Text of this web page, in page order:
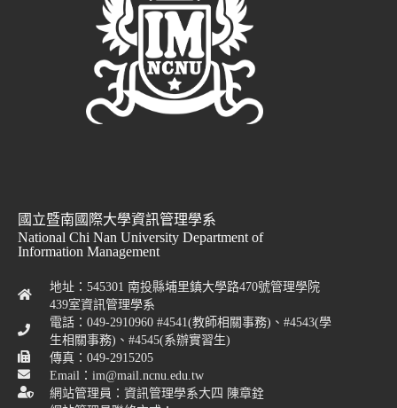
國立暨南國際大學資訊管理學系
National Chi Nan University Department of
Information Management
地址：545301 南投縣埔里鎮大學路470號管理學院
439室資訊管理學系
電話：049-2910960 #4541(教師相關事務)、#4543(學
生相關事務)、#4545(系辦實習生)
傳真：049-2915205
Email：im@mail.ncnu.edu.tw
網站管理員：資訊管理學系大四 陳章銓